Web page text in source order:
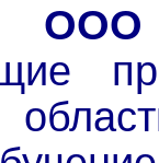
ООО